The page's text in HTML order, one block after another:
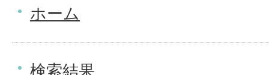
ホーム
検索結果